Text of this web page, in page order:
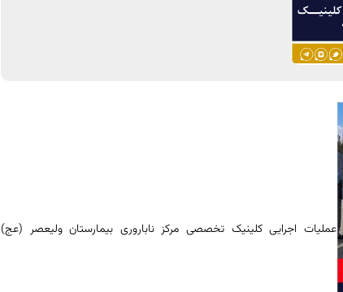
عملیات اجرایی کلینیک تخصصی مرکز ناباروری بیمارستان ولیعصر (عج)